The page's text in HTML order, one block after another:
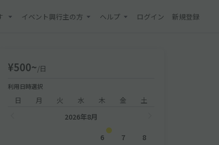
イベント興行主の方 ヘルプ ログイン 新規登録
¥500~/日
利用日時選択
日 月 火 水 木 金
土
2026年8月
6 7 8